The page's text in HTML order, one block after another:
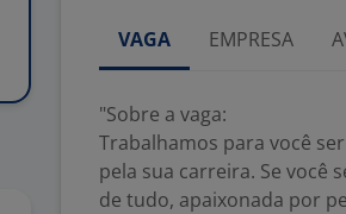
VAGA EMPRESA
"Sobre a vaga:
Trabalhamos para você
pela sua carreira. Se você
de tudo, apaixonada por